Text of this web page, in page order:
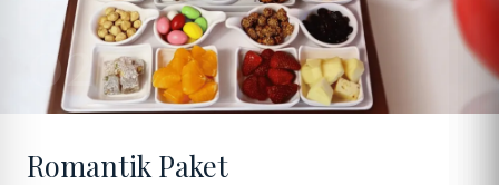
02
Romantik Paket